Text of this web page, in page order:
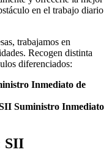
en el trabajo diario
trabajamos en
Recogen distinta
diferenciados:
Inmediato de
Suministro Inmediato
SII